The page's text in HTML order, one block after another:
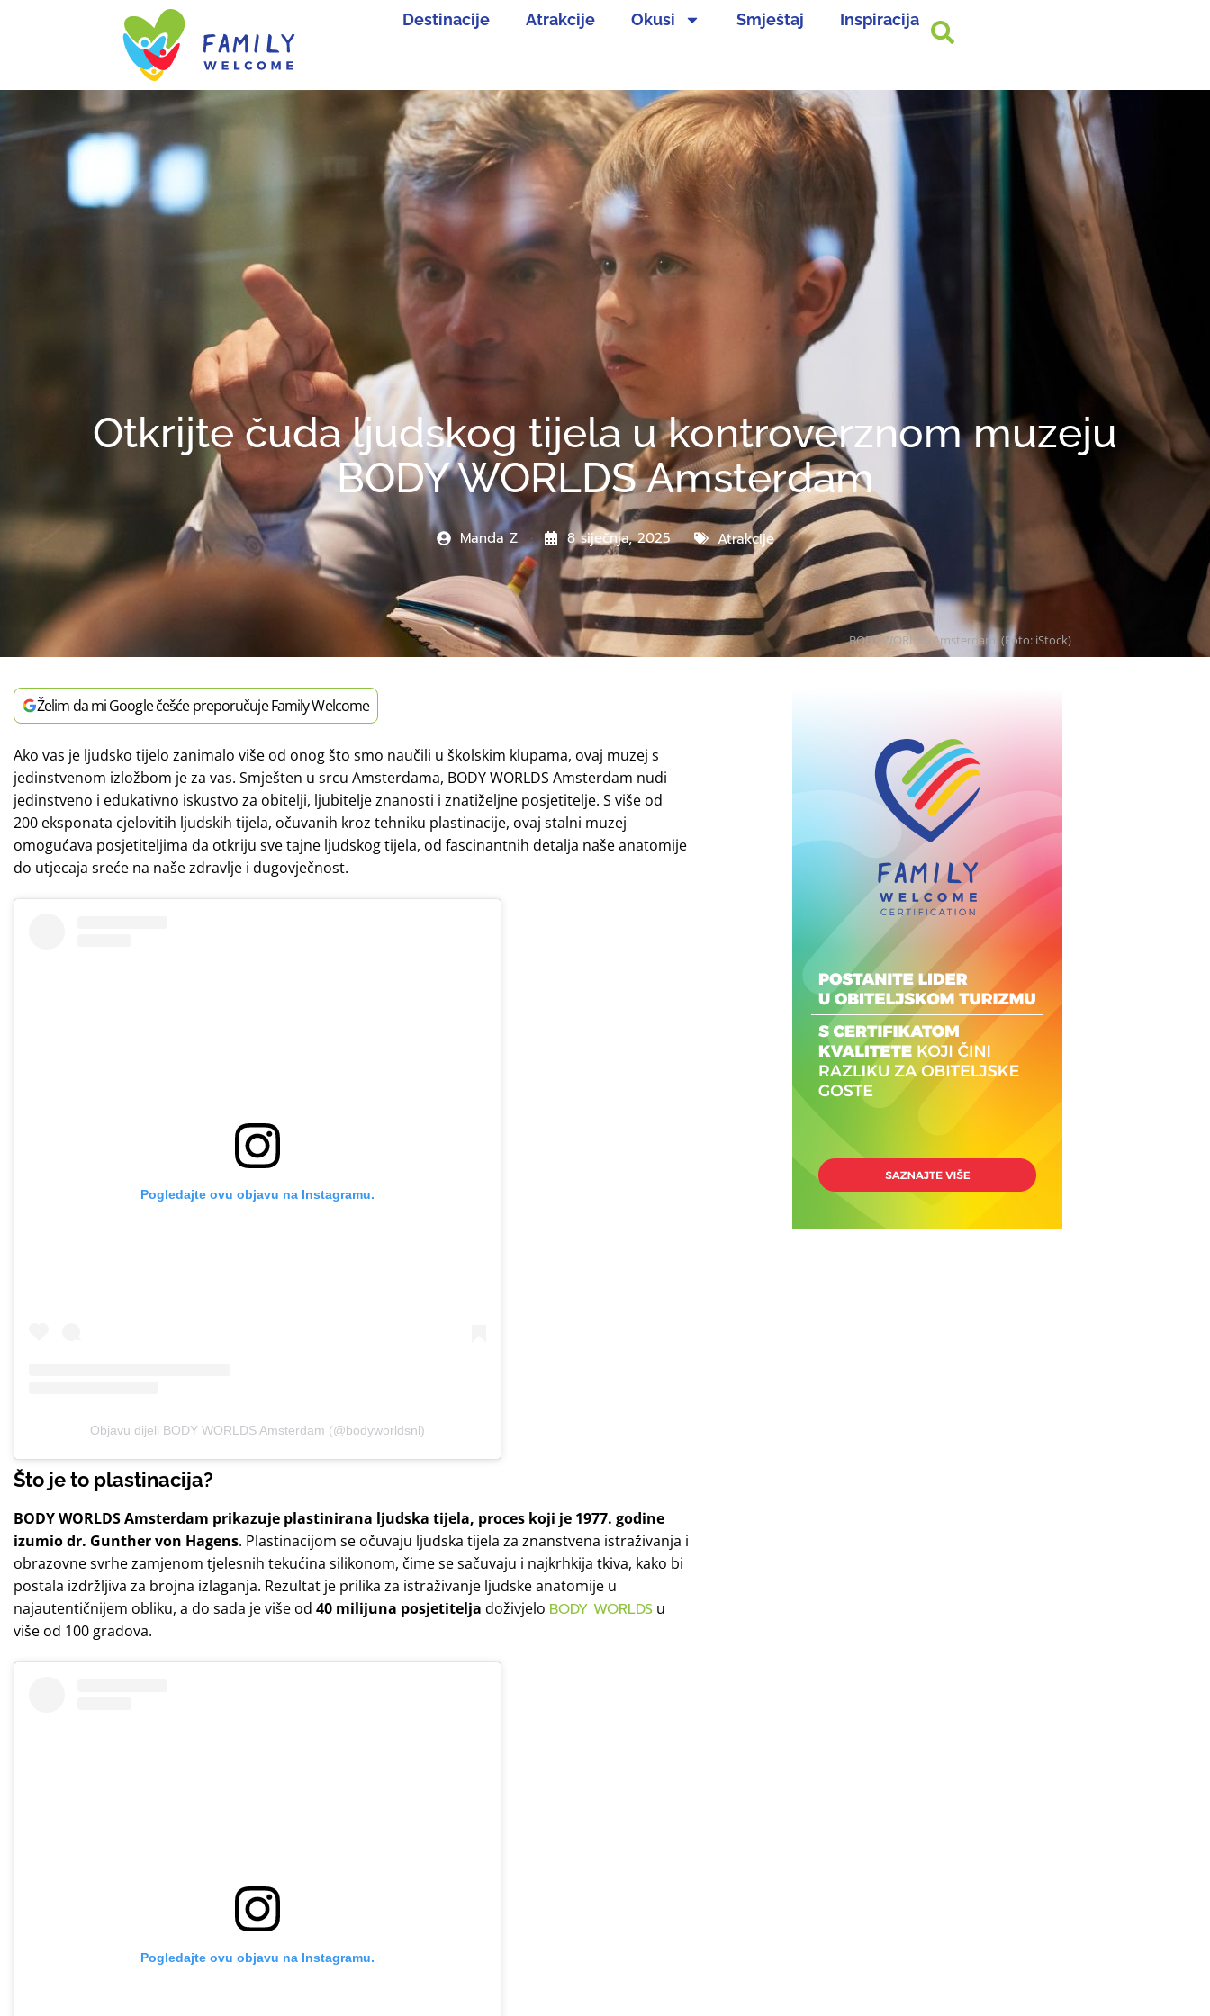
Destinacije Atrakcije Okusi Smještaj Inspiracija
Otkrijte čuda ljudskog tijela u kontroverznom muzeju
BODY WORLDS Amsterdam
Manda Z. 8 siječnja, 2025 Atrakcije
BODY WORLDS Amsterdam. (Foto: iStock)
Želim da mi Google češće preporučuje Family Welcome
Ako vas je ljudsko tijelo zanimalo više od onog što smo naučili u školskim klupama, ovaj muzej s
jedinstvenom izložbom je za vas. Smješten u srcu Amsterdama, BODY WORLDS Amsterdam nudi
jedinstveno i edukativno iskustvo za obitelji, ljubitelje znanosti i znatiželjne posjetitelje. S više od
200 eksponata cjelovitih ljudskih tijela, očuvanih kroz tehniku plastinacije, ovaj stalni muzej
omogućava posjetiteljima da otkriju sve tajne ljudskog tijela, od fascinantnih detalja naše anatomije
do utjecaja sreće na naše zdravlje i dugovječnost.
Pogledajte ovu objavu na Instagramu.
Objavu dijeli BODY WORLDS Amsterdam (@bodyworldsnl)
Što je to plastinacija?
BODY WORLDS Amsterdam prikazuje plastinirana ljudska tijela, proces koji je 1977. godine
izumiodr. Gunther von Hagens. Plastinacijom se očuvaju ljudska tijela za znanstvena istraživanja i
obrazovne svrhe zamjenom tjelesnih tekućina silikonom, čime se sačuvaju i najkrhkija tkiva, kako bi
postala izdržljiva za brojna izlaganja. Rezultat je prilika za istraživanje ljudske anatomije u
najautentičnijem obliku, a do sada je više od 40 milijuna posjetitelja doživjelo BODY WORLDS u
više od 100 gradova.
Pogledajte ovu objavu na Instagramu.